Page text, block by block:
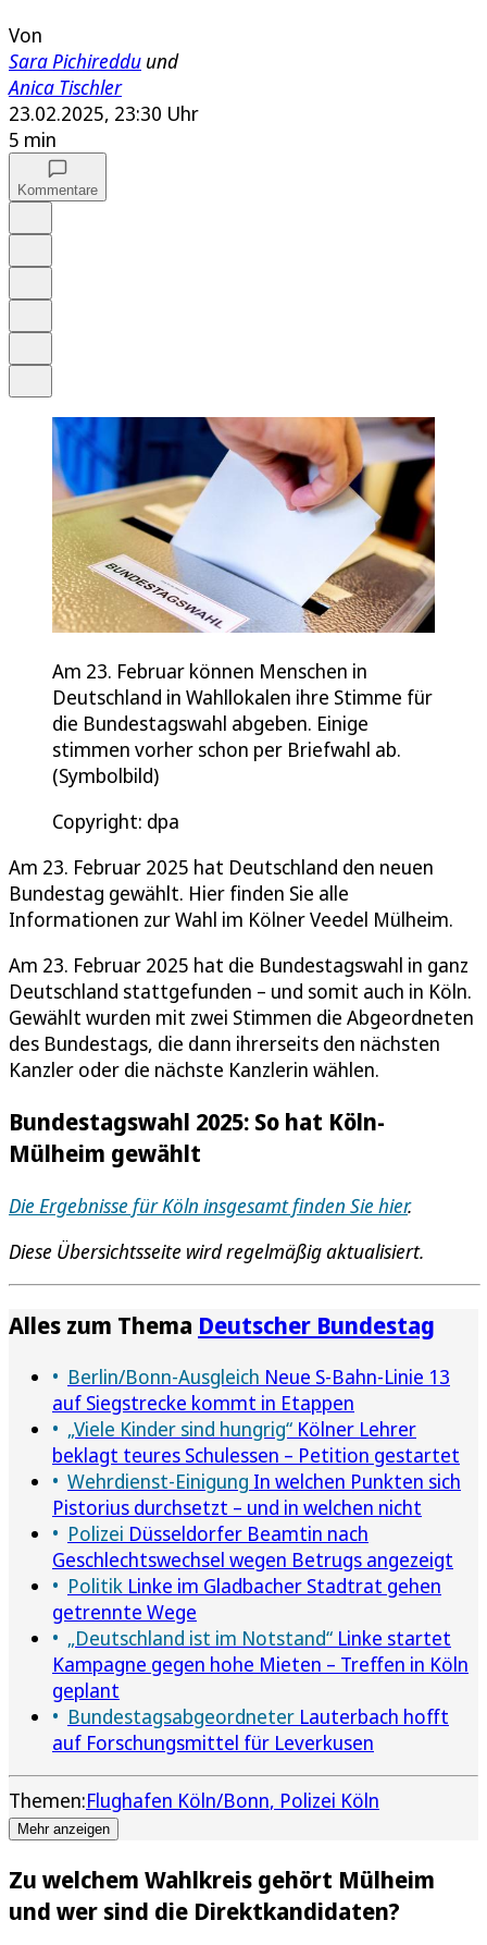
Von
Sara Pichireddu und
Anica Tischler
23.02.2025, 23:30 Uhr
5 min
Kommentare
Am 23. Februar können Menschen in
Deutschland in Wahllokalen ihre Stimme für
die Bundestagswahl abgeben. Einige
stimmen vorher schon per Briefwahl ab.
(Symbolbild)
Copyright: dpa
Am 23. Februar 2025 hat Deutschland den neuen
Bundestag gewählt. Hier finden Sie alle
Informationen zur Wahl im Kölner Veedel Mülheim.
Am 23. Februar 2025 hat die Bundestagswahl in ganz
Deutschland stattgefunden – und somit auch in Köln.
Gewählt wurden mit zwei Stimmen die Abgeordneten
des Bundestags, die dann ihrerseits den nächsten
Kanzler oder die nächste Kanzlerin wählen.
Bundestagswahl 2025: So hat Köln-
Mülheim gewählt
Die Ergebnisse für Köln insgesamt finden Sie hier.
Diese Übersichtsseite wird regelmäßig aktualisiert.
Alles zum Thema Deutscher Bundestag
Berlin/Bonn-Ausgleich Neue S-Bahn-Linie 13
auf Siegstrecke kommt in Etappen
„Viele Kinder sind hungrig“ Kölner Lehrer
beklagt teures Schulessen – Petition gestartet
Wehrdienst-Einigung In welchen Punkten sich
Pistorius durchsetzt – und in welchen nicht
Polizei Düsseldorfer Beamtin nach
Geschlechtswechsel wegen Betrugs angezeigt
Politik Linke im Gladbacher Stadtrat gehen
getrennte Wege
„Deutschland ist im Notstand“ Linke startet
Kampagne gegen hohe Mieten – Treffen in Köln
geplant
Bundestagsabgeordneter Lauterbach hofft
auf Forschungsmittel für Leverkusen
Themen:Flughafen Köln/Bonn Polizei Köln
Mehr anzeigen
Zu welchem Wahlkreis gehört Mülheim
und wer sind die Direktkandidaten?